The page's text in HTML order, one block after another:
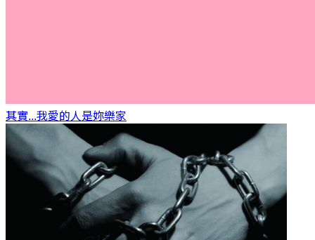
其實...我愛的人是妳樂家